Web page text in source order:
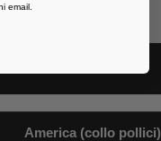
America (collo pollici)
email.